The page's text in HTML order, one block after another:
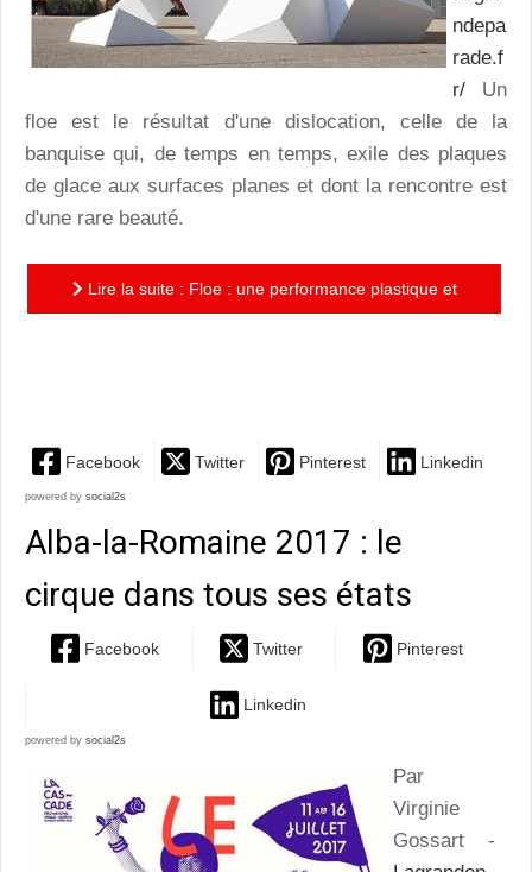
ndepa
rade.f
r/ Un
floe est le résultat d'une dislocation, celle de la
banquise qui, de temps en temps, exile des plaques
de glace aux surfaces planes et dont la rencontre est
d'une rare beauté.
Lire la suite : Floe : une performance plastique et
Facebook Twitter Pinterest Linkedin
powered by social2s
Alba-la-Romaine 2017 : le
cirque dans tous ses états
Facebook Twitter Pinterest
Linkedin
powered by social2s
Par
Virginie
Gossart -